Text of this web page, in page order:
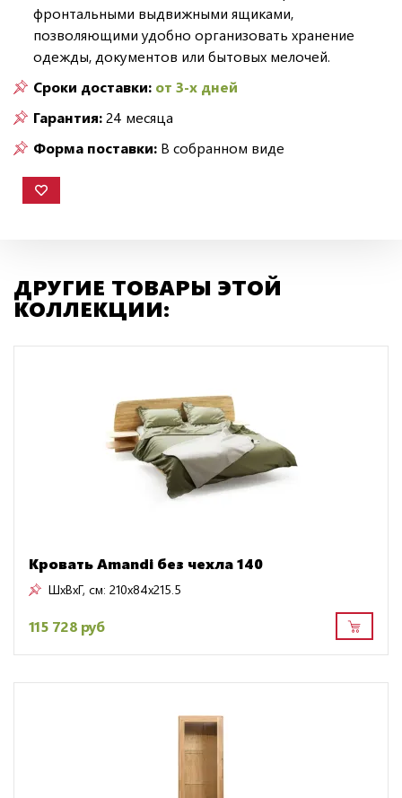
фронтальными выдвижными ящиками,
позволяющими удобно организовать хранение
одежды, документов или бытовых мелочей.
Сроки доставки: от 3-х дней
Гарантия:24 месяца
Форма поставки: В собранном виде
ДРУГИЕ ТОВАРЫ ЭТОЙ
КОЛЛЕКЦИИ:
Кровать Amandi без чехла 140
ШxВxГ, см: 210x84x215.5
115 728 руб